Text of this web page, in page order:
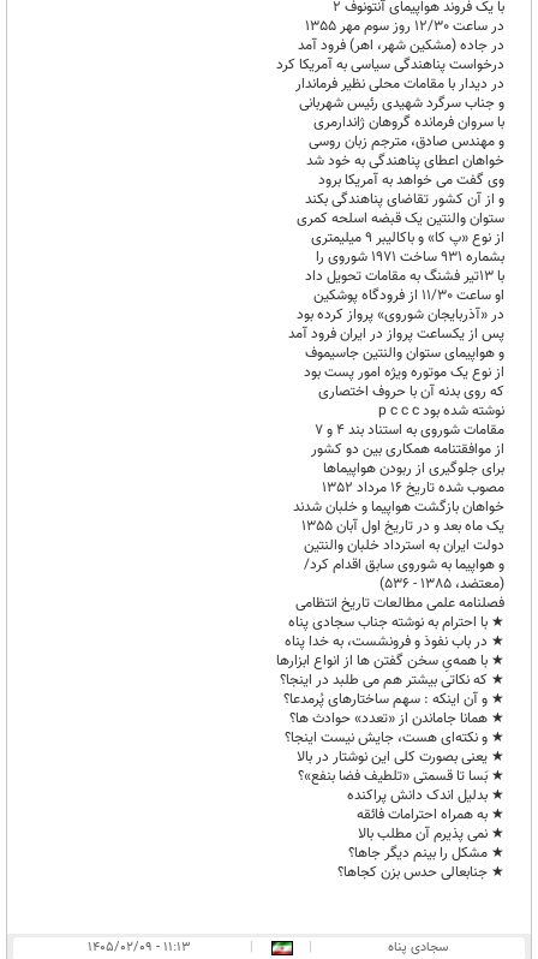
با یک فروند هواپیمای آنتونوف 2
در ساعت 12/30 روز سوم مهر 1355
در جاده (مشکین شهر، اهر) فرود آمد
درخواست پناهندگی سیاسی به آمریکا کرد
در دیدار با مقامات محلی نظیر فرماندار
و جناب سرگرد شهیدی رئیس شهربانی
با سروان فرمانده گروهان ژاندارمری
و مهندس صادق، مترجم زبان روسی
خواهان اعطای پناهندگی به خود شد
وی گفت می خواهد به آمریکا برود
و از آن کشور تقاضای پناهندگی بکند
ستوان والنتین یک قبضه اسلحه کمری
از نوع «پ کا» و باکالیبر 9 میلیمتری
بشماره 931 ساخت 1971 شوروی را
با 13تیر فشنگ به مقامات تحویل داد
او ساعت 11/30 از فرودگاه پوشکین
در «آذربایجان شوروی» پرواز کرده بود
پس از یکساعت پرواز در ایران فرود آمد
و هواپیمای ستوان والنتین جاسیموف
از نوع یک موتوره ویژه امور پست بود
که روی بدنه آن با حروف اختصاری
نوشته شده بود p c c c
مقامات شوروی به استناد بند 4 و 7
از موافقتنامه همکاری بین دو کشور
برای جلوگیری از ربودن هواپیماها
مصوب شده تاریخ 16 مرداد 1352
خواهان بازگشت هواپیما و خلبان شدند
یک ماه بعد و در تاریخ اول آبان 1355
دولت ایران به استرداد خلبان والنتین
و هواپیما به شوروی سابق اقدام کرد/
(معتضد، 1385 - 536)
فصلنامه ﻋﻠﻤﯽ ﻣﻄﺎﻟﻌﺎت ﺗﺎرﯾﺦ اﻧﺘﻈﺎﻣﯽ
★ با احترام به نوشته جناب سجادی پناه
★ در باب نفوذ و فرونشست، به خدا پناه
★ با همه‌یِ سخن گفتن ها از انواع ابزارها
★ که نکاتی بیشتر هم می طلبد در اینجا؟
★ و آن اینکه : سهم ساختارهای پُرمدعا؟
★ همانا جاماندن از «تعدد» حوادث ها؟
★ و نکته‌ای هست، جایش نیست اینجا؟
★ یعنی بصورت کلی این نوشتار در بالا
★ بَسا تا قسمتی «تلطیف فضا بنفع»؟
★ بدلیل اندک دانش پراکنده
★ به همراه احترامات فائقه
★ نمی پذیرم آن مطلب بالا
★ مشکل را بینم دیگر جاها؟
★ جنابعالی حدس بزن کجاها؟
سجادی پناه |
|
۱۱:۱۳ - ۱۴۰۵/۰۲/۰۹